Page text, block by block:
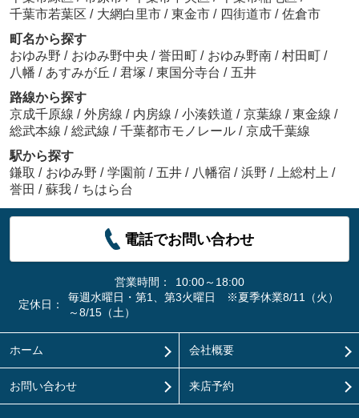
千葉市若葉区 / 大網白里市 / 東金市 / 四街道市 / 佐倉市
町名から探す
おゆみ野 / おゆみ野中央 / 誉田町 / おゆみ野南 / 村田町 /
八幡 / あすみが丘 / 君塚 / 東国分寺台 / 五井
路線から探す
京成千原線 / 外房線 / 内房線 / 小湊鉄道 / 京葉線 / 東金線 /
総武本線 / 総武線 / 千葉都市モノレール / 京成千葉線
駅から探す
鎌取 / おゆみ野 / 学園前 / 五井 / 八幡宿 / 浜野 / 上総村上 /
誉田 / 蘇我 / ちはら台
電話でお問い合わせ
営業時間：
10:00～18:00
定休日：
毎週水曜日・第1、第3火曜日 ※夏季休業8/11（火）
～8/15（土）
ホーム 会社概要
お問い合わせ 来店予約